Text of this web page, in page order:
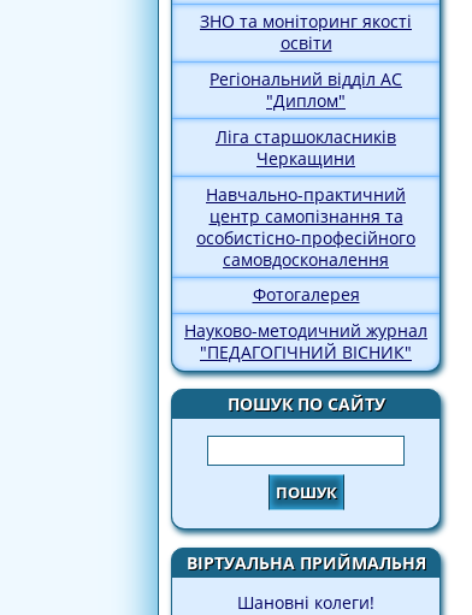
ЗНО та моніторинг якості
освіти
Регіональний відділ АС
"Диплом"
Ліга старшокласників
Черкащини
Навчально-практичний
центр самопізнання та
особистісно-професійного
самовдосконалення
Фотогалерея
Науково-методичний журнал
"ПЕДАГОГІЧНИЙ ВІСНИК"
ПОШУК ПО САЙТУ
Пошук
ВІРТУАЛЬНА ПРИЙМАЛЬНЯ
Шановні колеги!